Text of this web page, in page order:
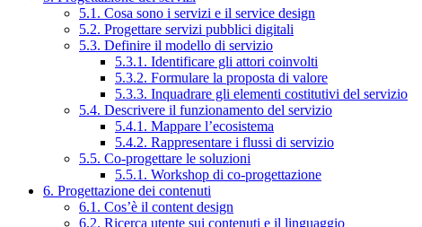
5.1. Cosa sono i servizi e il service design
5.2. Progettare servizi pubblici digitali
5.3. Definire il modello di servizio
5.3.1. Identificare gli attori coinvolti
5.3.2. Formulare la proposta di valore
5.3.3. Inquadrare gli elementi costitutivi del servizio
5.4. Descrivere il funzionamento del servizio
5.4.1. Mappare l’ecosistema
5.4.2. Rappresentare i flussi di servizio
5.5. Co-progettare le soluzioni
5.5.1. Workshop di co-progettazione
6. Progettazione dei contenuti
6.1. Cos’è il content design
6.2. Ricerca utente sui contenuti e il linguaggio